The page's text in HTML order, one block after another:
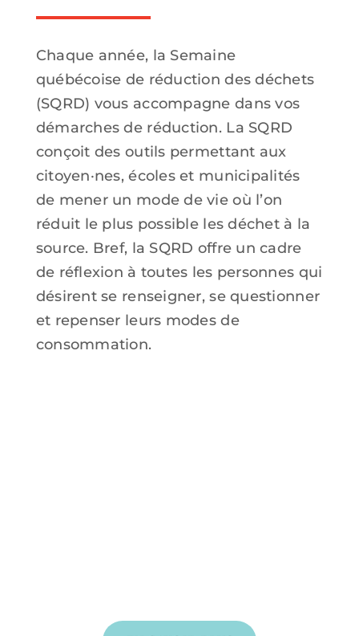
Chaque année, la Semaine
québécoise de réduction des déchets
(SQRD) vous accompagne dans vos
démarches de réduction. La SQRD
conçoit des outils permettant aux
citoyen·nes, écoles et municipalités
de mener un mode de vie où l’on
réduit le plus possible les déchet à la
source. Bref, la SQRD offre un cadre
de réflexion à toutes les personnes qui
désirent se renseigner, se questionner
et repenser leurs modes de
consommation.